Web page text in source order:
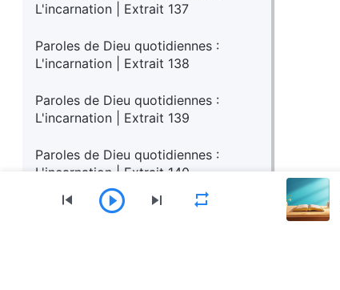
L'incarnation | Extrait 137
Paroles de Dieu quotidiennes :
L'incarnation | Extrait 138
Paroles de Dieu quotidiennes :
L'incarnation | Extrait 139
Paroles de Dieu quotidiennes :
L'incarnation | Extrait 140